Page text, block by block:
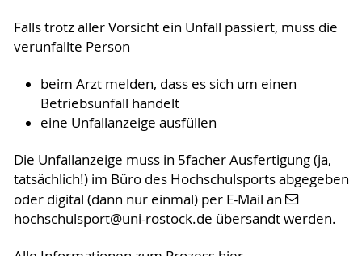
Falls trotz aller Vorsicht ein Unfall passiert, muss die
verunfallte Person
beim Arzt melden, dass es sich um einen
Betriebsunfall handelt
eine Unfallanzeige ausfüllen
Die Unfallanzeige muss in 5facher Ausfertigung (ja,
tatsächlich!) im Büro des Hochschulsports abgegeben
oder digital (dann nur einmal) per E-Mail an
hochschulsport@uni-rostock.de übersandt werden.